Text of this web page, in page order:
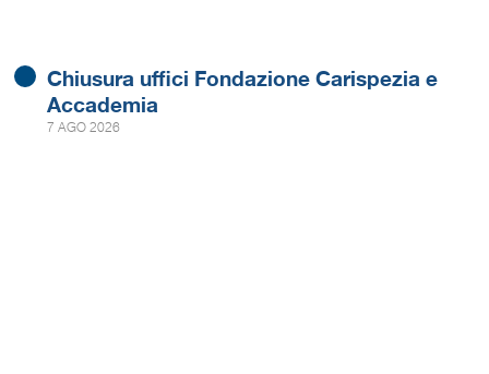
Chiusura uffici Fondazione Carispezia e
Accademia
7 AGO 2026